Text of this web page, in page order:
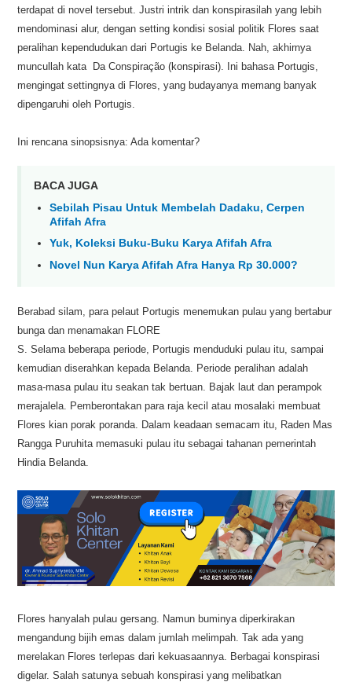
terdapat di novel tersebut. Justri intrik dan konspirasilah yang lebih
mendominasi alur, dengan setting kondisi sosial politik Flores saat
peralihan kependudukan dari Portugis ke Belanda. Nah, akhirnya
muncullah kata Da Conspiração (konspirasi). Ini bahasa Portugis,
mengingat settingnya di Flores, yang budayanya memang banyak
dipengaruhi oleh Portugis.
Ini rencana sinopsisnya: Ada komentar?
BACA JUGA
Sebilah Pisau Untuk Membelah Dadaku, Cerpen
Afifah Afra
Yuk, Koleksi Buku-Buku Karya Afifah Afra
Novel Nun Karya Afifah Afra Hanya Rp 30.000?
Berabad silam, para pelaut Portugis menemukan pulau yang bertabur
bunga dan menamakan FLORE
S. Selama beberapa periode, Portugis menduduki pulau itu, sampai
kemudian diserahkan kepada Belanda. Periode peralihan adalah
masa-masa pulau itu seakan tak bertuan. Bajak laut dan perampok
merajalela. Pemberontakan para raja kecil atau mosalaki membuat
Flores kian porak poranda. Dalam keadaan semacam itu, Raden Mas
Rangga Puruhita memasuki pulau itu sebagai tahanan pemerintah
Hindia Belanda.
Flores hanyalah pulau gersang. Namun buminya diperkirakan
mengandung bijih emas dalam jumlah melimpah. Tak ada yang
merelakan Flores terlepas dari kekuasaannya. Berbagai konspirasi
digelar. Salah satunya sebuah konspirasi yang melibatkan